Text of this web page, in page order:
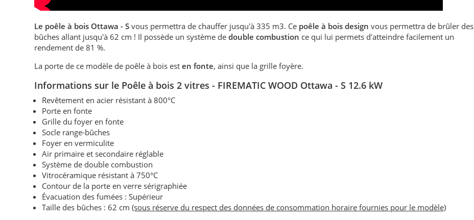
Le poêle à bois Ottawa - Svous permettra de chauffer jusqu'à 335 m3. Ce poêle à bois designvous permettra de brûler des
bûches allant jusqu'à 62 cm ! Il possède un système de double combustion ce qui lui permets d'atteindre facilement un
rendement de 81 %.
La porte de ce modèle de poêle à bois esten fonte, ainsi que la grille foyère.
Informations sur le Poêle à bois 2 vitres- FIREMATIC WOOD Ottawa - S 12.6 kW
Revêtement en acier résistant à 800°C
Porte en fonte
Grille du foyer en fonte
Socle range-bûches
Foyer en vermiculite
Air primaire et secondaire réglable
Système de double combustion
Vitrocéramique résistant à 750°C
Contour de la porte en verre sérigraphiée
Évacuation des fumées : Supérieur
Taille des bûches : 62 cm(sous réserve du respect des données de consommation horaire fournies pour le modèle)